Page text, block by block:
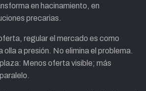
en hacinamiento, en
precarias.
regular el mercado es como
olla a presión. No elimina el problema.
Menos oferta visible; más